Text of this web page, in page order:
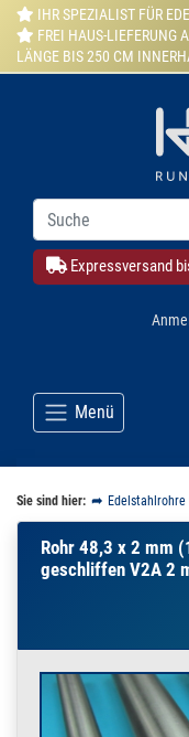
IHR SPEZIALIST FÜR
FREI HAUS-LIEFERUNG
LÄNGE BIS 250 CM
Expressversand
Menü
Sie sind hier:
Rohr 48,3 x 2 mm
geschliffen V2A 2